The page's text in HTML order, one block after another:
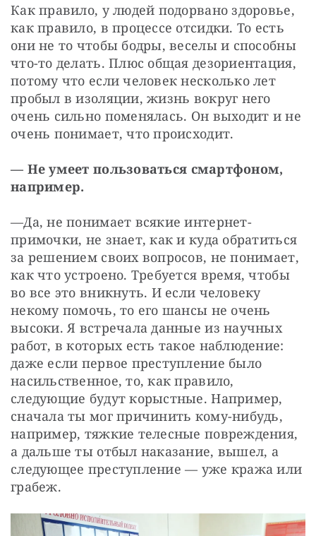
Как правило, у людей подорвано здоровье,
как правило, в процессе отсидки. То есть
они не то чтобы бодры, веселы и способны
что-то делать. Плюс общая дезориентация,
потому что если человек несколько лет
пробыл в изоляции, жизнь вокруг него
очень сильно поменялась. Он выходит и не
очень понимает, что происходит.
— Не умеет пользоваться смартфоном,
например.
—Да, не понимает всякие интернет-
примочки, не знает, как и куда обратиться
за решением своих вопросов, не понимает,
как что устроено. Требуется время, чтобы
во все это вникнуть. И если человеку
некому помочь, то его шансы не очень
высоки. Я встречала данные из научных
работ, в которых есть такое наблюдение:
даже если первое преступление было
насильственное, то, как правило,
следующие будут корыстные. Например,
сначала ты мог причинить кому-нибудь,
например, тяжкие телесные повреждения,
а дальше ты отбыл наказание, вышел, а
следующее преступление — уже кража или
грабеж.